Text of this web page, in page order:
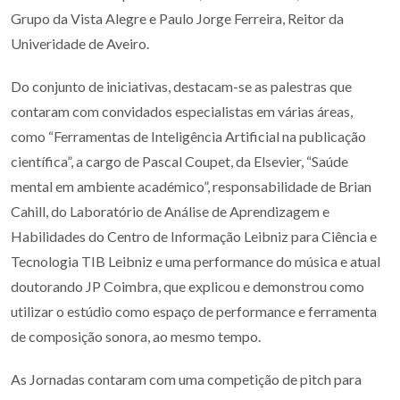
Grupo da Vista Alegre e Paulo Jorge Ferreira, Reitor da
Univeridade de Aveiro.
Do conjunto de iniciativas, destacam-se as palestras que
contaram com convidados especialistas em várias áreas,
como “Ferramentas de Inteligência Artificial na publicação
científica”, a cargo de Pascal Coupet, da Elsevier, “Saúde
mental em ambiente académico”, responsabilidade de Brian
Cahill, do Laboratório de Análise de Aprendizagem e
Habilidades do Centro de Informação Leibniz para Ciência e
Tecnologia TIB Leibniz e uma performance do música e atual
doutorando JP Coimbra, que explicou e demonstrou como
utilizar o estúdio como espaço de performance e ferramenta
de composição sonora, ao mesmo tempo.
As Jornadas contaram com uma competição de pitch para